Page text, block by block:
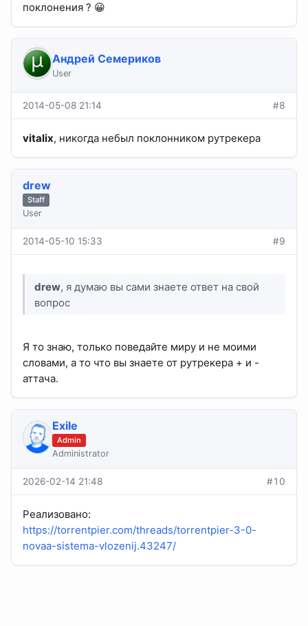
поклонения ? 😀
Андрей Семериков
User
2014-05-08 21:14 #8
vitalix, никогда небыл поклонником рутрекера
drew
Staff
User
2014-05-10 15:33 #9
drew, я думаю вы сами знаете ответ на свой
вопрос
Я то знаю, только поведайте миру и не моими
словами, а то что вы знаете от рутрекера + и -
аттача.
Exile
Admin
Administrator
2026-02-14 21:48 #10
Реализовано:
https://torrentpier.com/threads/torrentpier-3-0-
novaa-sistema-vlozenij.43247/